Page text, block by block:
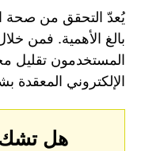
يُعدّ التحقق من صحة
بالغ الأهمية. فمن
المستخدمون تقليل
الإلكتروني المعقدة
هل تشك